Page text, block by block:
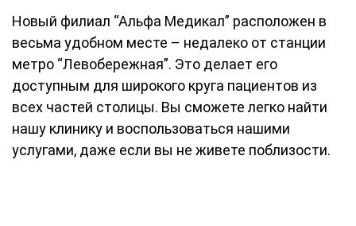
Новый филиал “Альфа Медикал” расположен в
весьма удобном месте – недалеко от станции
метро “Левобережная”. Это делает его
доступным для широкого круга пациентов из
всех частей столицы. Вы сможете легко найти
нашу клинику и воспользоваться нашими
услугами, даже если вы не живете поблизости.